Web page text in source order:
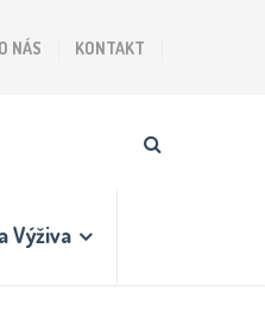
O NÁS KONTAKT
Výživa